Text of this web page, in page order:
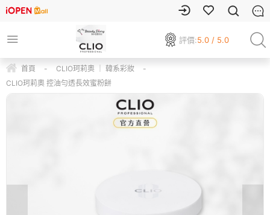
評價:5.0 / 5.0
首頁 - CLIO珂莉奧 ｜ 韓系彩妝
-
CLIO珂莉奧 控油勻透長效蜜粉餅